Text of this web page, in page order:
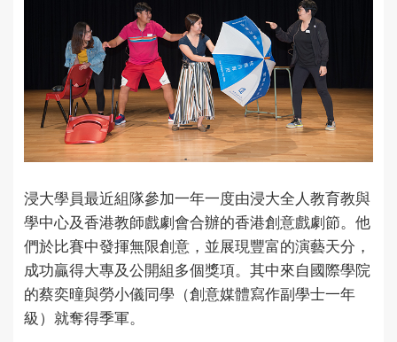
浸大學員最近組隊參加一年一度由浸大全人教育教與
學中心及香港教師戲劇會合辦的香港創意戲劇節。他
們於比賽中發揮無限創意，並展現豐富的演藝天分，
成功贏得大專及公開組多個獎項。其中來自國際學院
的蔡奕曈與勞小儀同學（創意媒體寫作副學士一年
級）就奪得季軍。